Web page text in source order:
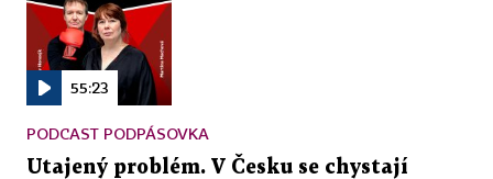
55:23
PODCAST PODPÁSOVKA
Utajený problém. V Česku se chystají